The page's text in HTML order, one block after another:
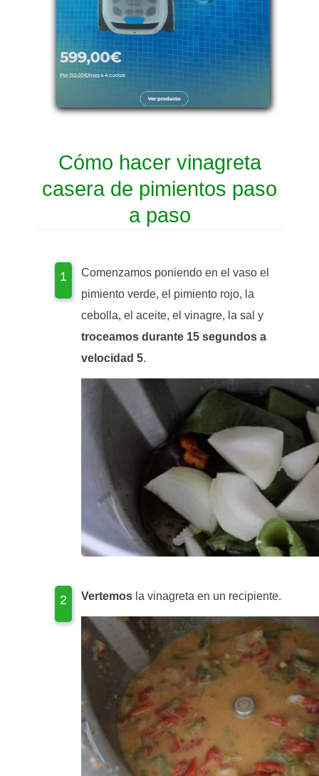
Cómo hacer vinagreta
casera de pimientos paso
a paso
Comenzamos poniendo en el vaso el
pimiento verde, el pimiento rojo, la
cebolla, el aceite, el vinagre, la sal y
troceamos durante 15 segundos a
velocidad 5.
Vertemos la vinagreta en un recipiente.